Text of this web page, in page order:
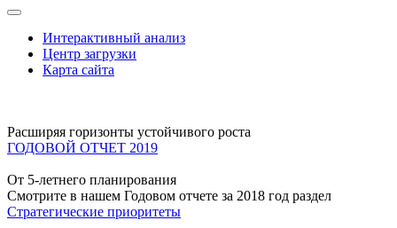
Интерактивный анализ
Центр загрузки
Карта сайта
Расширяя горизонты устойчивого роста
ГОДОВОЙ ОТЧЕТ 2019
От 5-летнего планирования
Смотрите в нашем Годовом отчете за 2018 год раздел
Стратегические приоритеты